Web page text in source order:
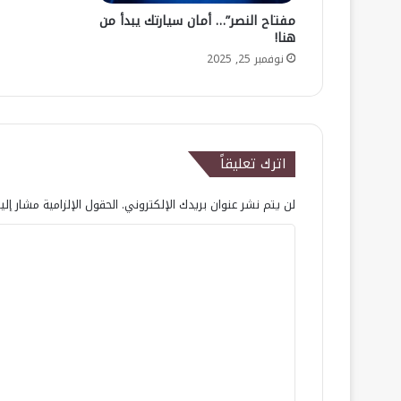
مفتاح النصر”… أمان سيارتك يبدأ من
هنا!
نوفمبر 25, 2025
اترك تعليقاً
لن يتم نشر عنوان بريدك الإلكتروني. الحقول الإلزامية مشار